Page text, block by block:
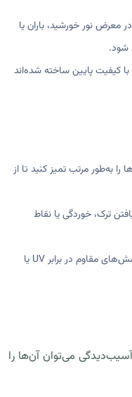
معرض نور خورشید، باران یا
شود.
با کیفیت پایین ساخته شده‌اند
را به‌طور مرتب تمیز کنید تا از
ترک، خوردگی یا نقاط
در صورت امکان از پوشش‌های مقاوم در برابر UV یا
می‌توان آن‌ها را